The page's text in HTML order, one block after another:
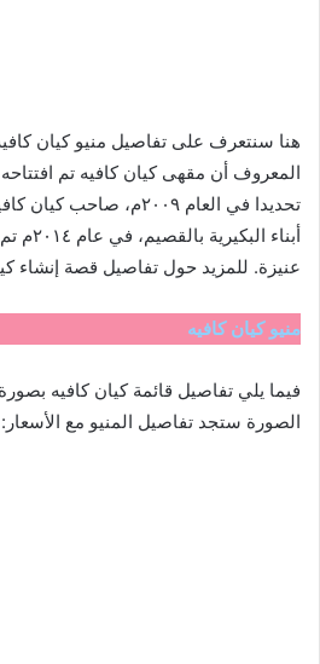
هنا سنتعرف على تفاصيل منيو كيان
تحديدا في العام ٢٠٠٩م،
أبناء
عنيزة. للمزيد حول تفاصيل قصة إنشاء
منيو كيان كافيه
فيما يلي تفاصيل قائمة كيان كافيه
الصورة ستجد تفاصيل المنيو مع الأسعار: